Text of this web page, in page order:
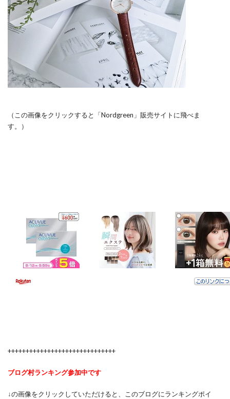
（この画像をクリックすると「Nordgreen」販売サイトに飛べま
す。）
++++++++++++++++++++++++++++++
ブログ村ランキング参加中です
↓の画像をクリックしていただけると、このブログにランキングポイ